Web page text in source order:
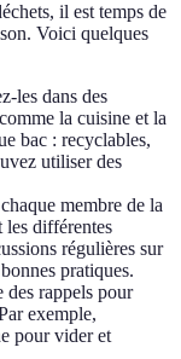
il est temps de
Voici quelques
les dans des
la cuisine et la
bac : recyclables,
utiliser des
membre de la
les différentes
régulières sur
pratiques.
des rappels pour
exemple,
pour vider et